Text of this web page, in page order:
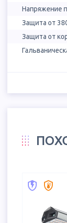
Напряжение
Защита от
Защита от